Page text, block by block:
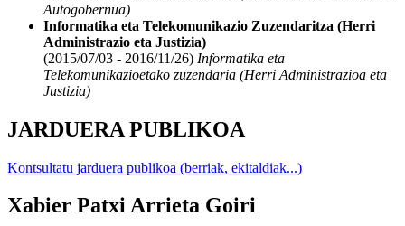
Autogobernua)
Informatika eta Telekomunikazio Zuzendaritza (Herri
Administrazio eta Justizia)
(2015/07/03 - 2016/11/26) Informatika eta
Telekomunikazioetako zuzendaria (Herri Administrazioa eta
Justizia)
JARDUERA PUBLIKOA
Kontsultatu jarduera publikoa (berriak, ekitaldiak...)
Xabier Patxi Arrieta Goiri